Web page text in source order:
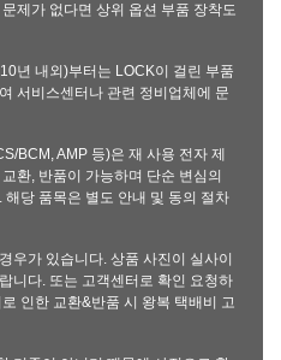
제가 없다면 상위 옵션 부품 장착도
년 내외)부터는 LOCK이 걸린 부품
서비스센터나 관련 정비업체에 문
BCM, AMP 등)은 재 사용 전자 제
환, 반품이 가능하며 단순 변심의
당 품목은 별도 안내 및 동의 절차
우가 있습니다. 상품 사진이 실사이
니다. 또는 고객센터로 확인 요청하
인한 교환&반품 시 왕복 택배비 고